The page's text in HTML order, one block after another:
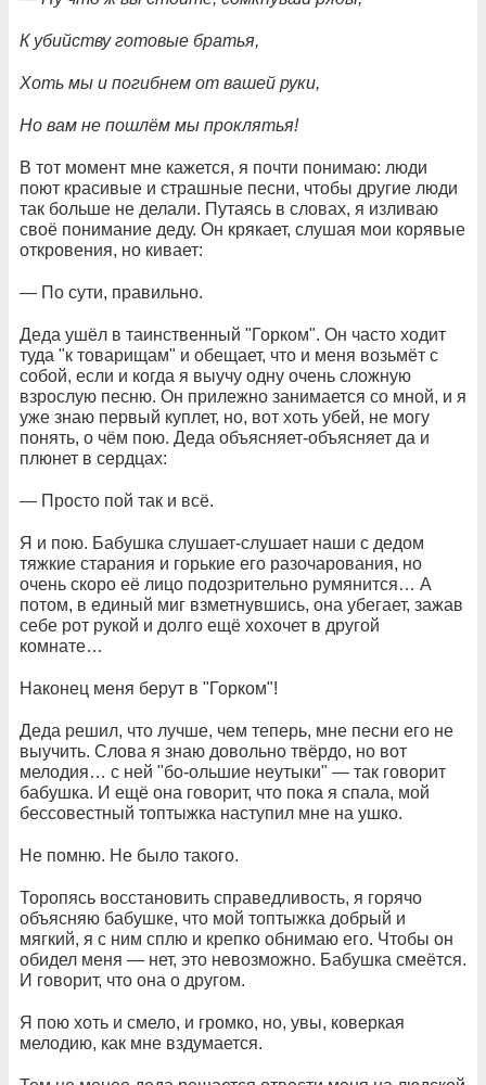
К убийству готовые братья,
Хоть мы и погибнем от вашей руки,
Но вам не пошлём мы проклятья!
В тот момент мне кажется, я почти понимаю: люди
поют красивые и страшные песни, чтобы другие люди
так больше не делали. Путаясь в словах, я изливаю
своё понимание деду. Он крякает, слушая мои корявые
откровения, но кивает:
— По сути, правильно.
Деда ушёл в таинственный "Горком". Он часто ходит
туда "к товарищам" и обещает, что и меня возьмёт с
собой, если и когда я выучу одну очень сложную
взрослую песню. Он прилежно занимается со мной, и я
уже знаю первый куплет, но, вот хоть убей, не могу
понять, о чём пою. Деда объясняет-объясняет да и
плюнет в сердцах:
— Просто пой так и всё.
Я и пою. Бабушка слушает-слушает наши с дедом
тяжкие старания и горькие его разочарования, но
очень скоро её лицо подозрительно румянится… А
потом, в единый миг взметнувшись, она убегает, зажав
себе рот рукой и долго ещё хохочет в другой
комнате…
Наконец меня берут в "Горком"!
Деда решил, что лучше, чем теперь, мне песни его не
выучить. Слова я знаю довольно твёрдо, но вот
мелодия… с ней "бо-ольшие неутыки" — так говорит
бабушка. И ещё она говорит, что пока я спала, мой
бессовестный топтыжка наступил мне на ушко.
Не помню. Не было такого.
Торопясь восстановить справедливость, я горячо
объясняю бабушке, что мой топтыжка добрый и
мягкий, я с ним сплю и крепко обнимаю его. Чтобы он
обидел меня — нет, это невозможно. Бабушка смеётся.
И говорит, что она о другом.
Я пою хоть и смело, и громко, но, увы, коверкая
мелодию, как мне вздумается.